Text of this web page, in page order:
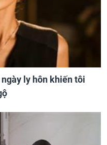
ly hôn khiến tôi